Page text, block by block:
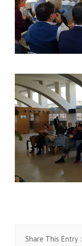
Share This Entry :